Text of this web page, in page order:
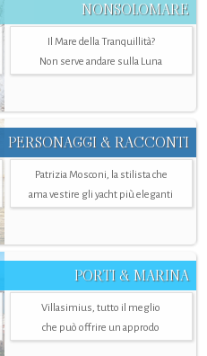
NONSOLOMARE
Il Mare della Tranquillità?
Non serve andare sulla Luna
PERSONAGGI & RACCONTI
Patrizia Mosconi, la stilista che
ama vestire gli yacht più eleganti
PORTI & MARINA
Villasimius, tutto il meglio
che può offrire un approdo